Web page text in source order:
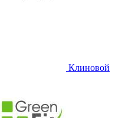
Клиновой